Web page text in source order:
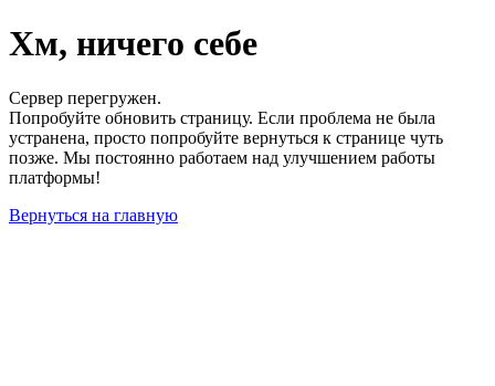
Хм, ничего себе
Сервер перегружен.
Попробуйте обновить страницу. Если проблема не была
устранена, просто попробуйте вернуться к странице чуть
позже. Мы постоянно работаем над улучшением работы
платформы!
Вернуться на главную